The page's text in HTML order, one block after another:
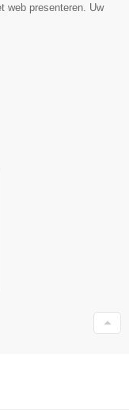
web presenteren. Uw